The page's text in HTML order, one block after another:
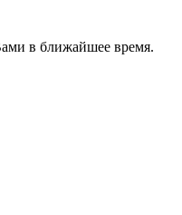
в ближайшее время.